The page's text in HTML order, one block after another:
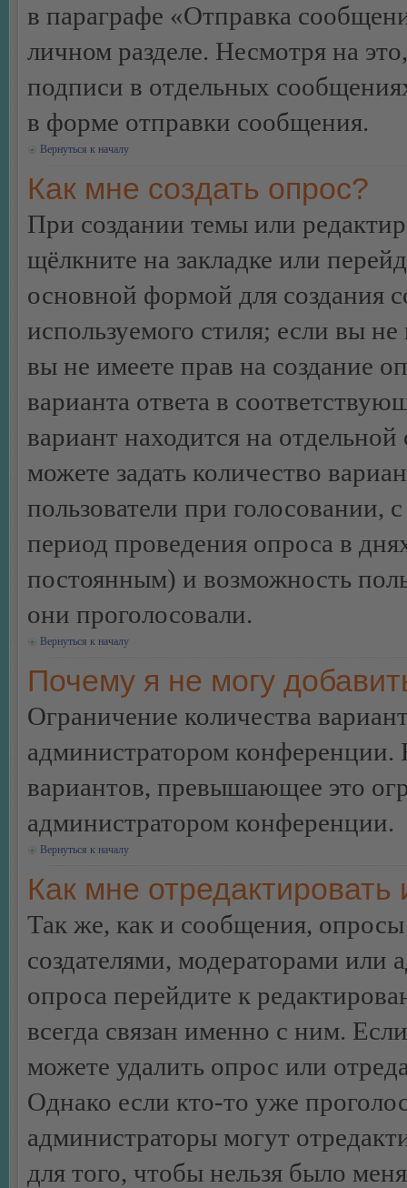
в параграфе «Отправка
личном разделе. Несмотря на
подписи в отдельных
в форме отправки сообщения.
Вернуться к началу
Как мне создать опрос?
При создании темы или
щёлкните на закладке или
основной формой для создания
используемого стиля; если вы
вы не имеете прав на создание
варианта ответа в
вариант находится на
можете задать количество
пользователи при
период проведения опроса в
постоянным) и возможность
они проголосовали.
Вернуться к началу
Почему я не могу
Ограничение количества
администратором конференции.
вариантов, превышающее это
администратором конференции.
Вернуться к началу
Как мне
Так же, как и сообщения, опросы
создателями, модераторами или
опроса перейдите к
всегда связан именно с ним.
можете удалить опрос или
Однако если кто-то уже
администраторы могут
для того, чтобы нельзя было